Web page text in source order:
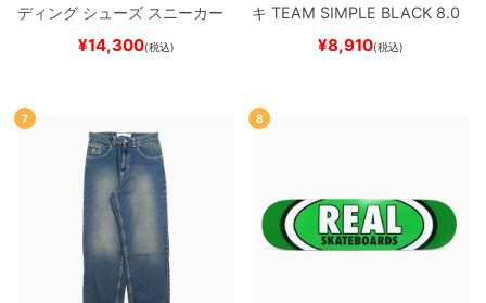
ディング シューズ スニーカー
スーパースター SUPERSTAR A
BLACK/WHITE/WHITE
ー
¥14,300(税込)
キ TEAM SIMPLE BLACK 8.0
ブランク（BBS / GENERATO
スケートボード スケボー
¥8,910(税込)
7 8